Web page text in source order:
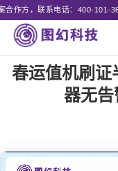
3686
春运值机刷证
器无